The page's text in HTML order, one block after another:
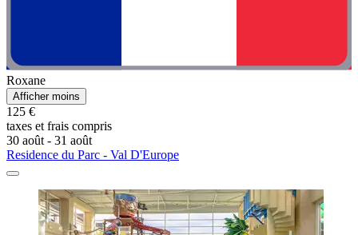
Roxane
Afficher moins
125 €
taxes et frais compris
30 août - 31 août
Residence du Parc - Val D'Europe